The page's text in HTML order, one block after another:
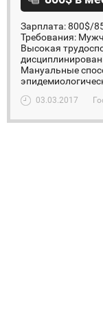
Зарплата: 800$/
Требования:
Высокая
Мануальные
03.03.2017